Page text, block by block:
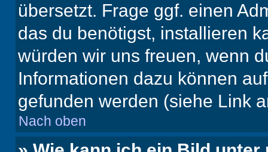
übersetzt. Frage ggf. einen
das du benötigst, installieren
würden wir uns freuen, wenn
Informationen dazu können
gefunden werden (siehe Link
Nach oben